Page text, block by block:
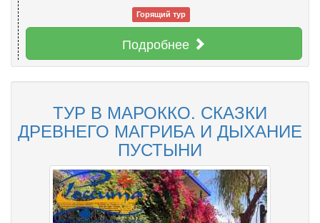
Горящий тур
Подробнее
ТУР В МАРОККО. СКАЗКИ
ДРЕВНЕГО МАГРИБА И ДЫХАНИЕ
ПУСТЫНИ